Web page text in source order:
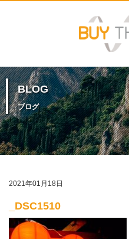
BLOG
ブログ
2021年01月18日
_DSC1510